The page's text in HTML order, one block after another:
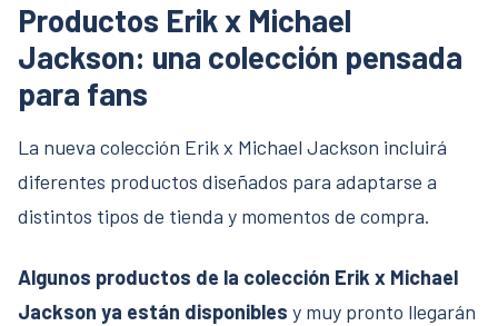
Productos Erik x Michael
Jackson: una colección pensada
para fans
La nueva colección Erik x Michael Jackson incluirá
diferentes productos diseñados para adaptarse a
distintos tipos de tienda y momentos de compra.
Algunos productos de la colección Erik x Michael
Jackson ya están disponibles y muy pronto llegarán